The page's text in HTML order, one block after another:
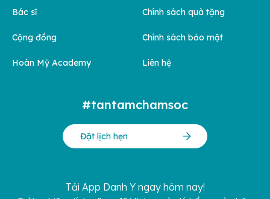
Bác sĩ
Cộng đồng
Hoàn Mỹ Academy
Chính sách quà tặng
Chính sách bảo mật
Liên hệ
#tantamchamsoc
Đặt lịch hẹn
Tải App Danh Y ngay hôm nay!